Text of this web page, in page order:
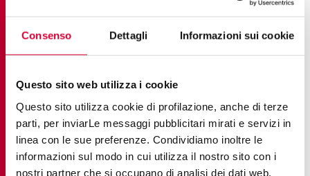
Consenso Dettagli Informazioni sui cookie
Questo sito web utilizza i cookie
Questo sito utilizza cookie di profilazione, anche di terze
parti, per inviarLe messaggi pubblicitari mirati e servizi in
linea con le sue preferenze. Condividiamo inoltre le
informazioni sul modo in cui utilizza il nostro sito con i
nostri partner che si occupano di analisi dei dati web,